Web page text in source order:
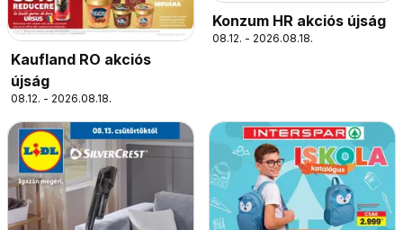
Kaufland RO akciós
újság
08.12. - 2026.08.18.
Konzum HR akciós újság
08.12. - 2026.08.18.